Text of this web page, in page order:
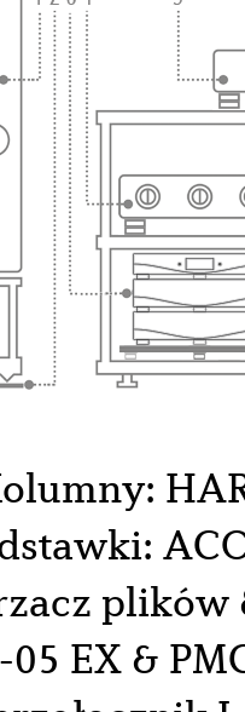
plików
05 EX &